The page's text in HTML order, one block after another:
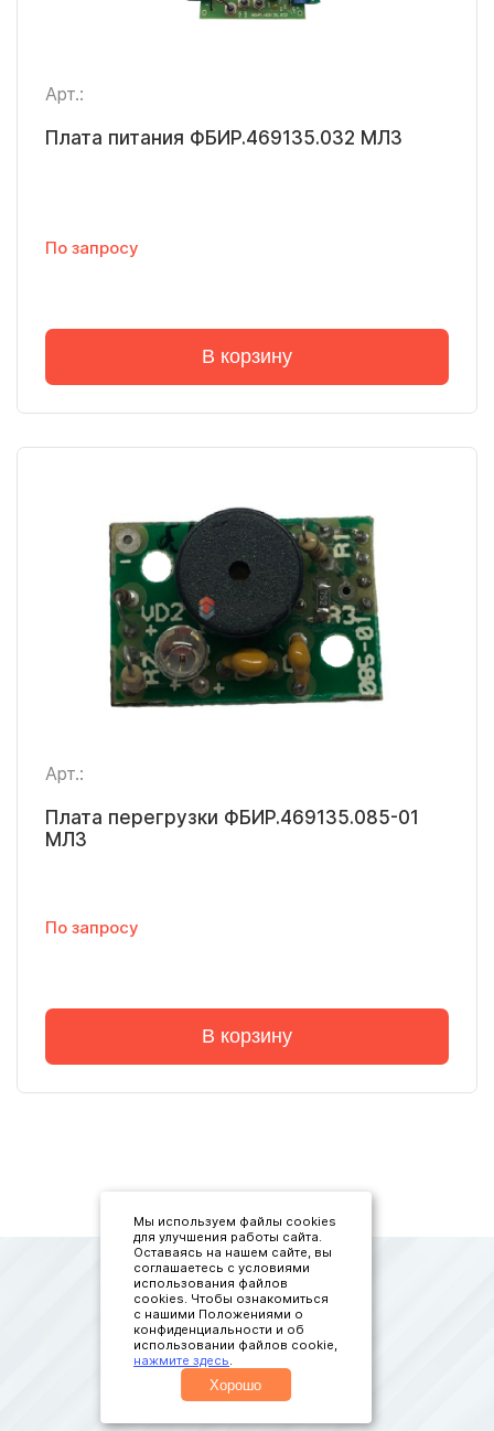
Арт.:
Плата питания ФБИР.469135.032 МЛЗ
По запросу
В корзину
Арт.:
Плата перегрузки ФБИР.469135.085-01
МЛЗ
По запросу
В корзину
© ООО "Элком-Лифт" 2023
Все права защищены.
Мы используем файлы cookies
для улучшения работы сайта.
Оставаясь на нашем сайте, вы
соглашаетесь с условиями
использования файлов
cookies. Чтобы ознакомиться
с нашими Положениями о
конфиденциальности и об
использовании файлов cookie,
нажмите здесь.
Хорошо